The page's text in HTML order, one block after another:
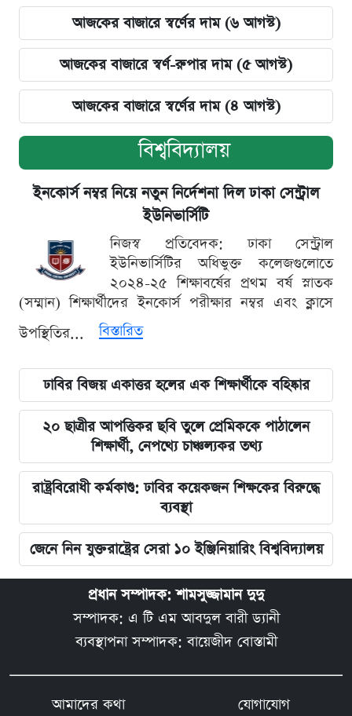
আজকের বাজারে স্বর্ণের দাম (৬ আগস্ট)
আজকের বাজারে স্বর্ণ-রুপার দাম (৫ আগস্ট)
আজকের বাজারে স্বর্ণের দাম (৪ আগস্ট)
বিশ্ববিদ্যালয়
ইনকোর্স নম্বর নিয়ে নতুন নির্দেশনা দিল ঢাকা সেন্ট্রাল
ইউনিভার্সিটি
নিজস্ব প্রতিবেদক: ঢাকা সেন্ট্রাল
ইউনিভার্সিটির অধিভুক্ত কলেজগুলোতে
২০২৪-২৫ শিক্ষাবর্ষের প্রথম বর্ষ স্নাতক
(সম্মান) শিক্ষার্থীদের ইনকোর্স পরীক্ষার নম্বর এবং ক্লাসে
উপস্থিতির...
বিস্তারিত
ঢাবির বিজয় একাত্তর হলের এক শিক্ষার্থীকে বহিষ্কার
২০ ছাত্রীর আপত্তিকর ছবি তুলে প্রেমিককে পাঠালেন
শিক্ষার্থী, নেপথ্যে চাঞ্চল্যকর তথ্য
রাষ্ট্রবিরোধী কর্মকাণ্ড: ঢাবির কয়েকজন শিক্ষকের বিরুদ্ধে
ব্যবস্থা
জেনে নিন যুক্তরাষ্ট্রের সেরা ১০ ইঞ্জিনিয়ারিং বিশ্ববিদ্যালয়
প্রধান সম্পাদক: শামসুজ্জামান দুদু
সম্পাদক: এ টি এম আবদুল বারী ড্যানী
ব্যবস্থাপনা সম্পাদক: বায়েজীদ বোস্তামী
আমাদের কথা যোগাযোগ